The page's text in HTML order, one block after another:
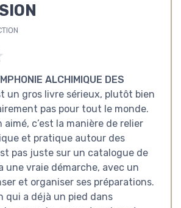
ALCHIMIQUE DES
un gros livre sérieux, plutôt bien
pas pour tout le monde.
aimé, c’est la manière de relier
et pratique autour des
pas juste sur un catalogue de
une vraie démarche, avec un
et organiser ses préparations.
qui a déjà un pied dans